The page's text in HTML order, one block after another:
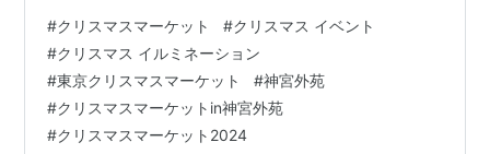
1/3が過ぎ去りました。街中キラキラしていて、あちこち
からクリスマスソングが流れてきて、そしてあちこちで
クリスマスのデコレーションを目にします。世知辛い世
の中ですが、この時期だけは少しテンションあがる時期
かな、いくつになって・・・も( *´艸｀) そしてクリスマ
#クリスマスマーケット #クリスマス イベント
#クリスマス イルミネーション
#東京クリスマスマーケット #神宮外苑
#クリスマスマーケットin神宮外苑
#クリスマスマーケット2024